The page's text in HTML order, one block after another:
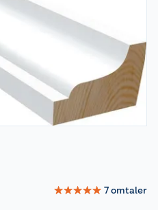
☆☆☆☆☆ 7omtaler